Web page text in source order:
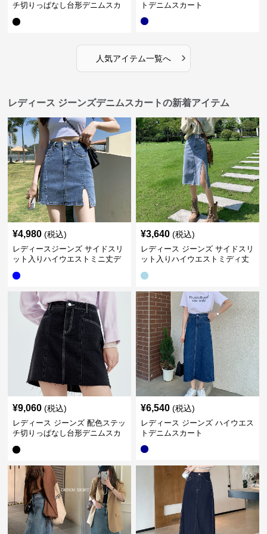
チ切りっぱなし台形デニムスカ
トデニムスカート
人気アイテム一覧へ ›
レディース ジーンズデニムスカートの新着アイテム
¥4,980 (税込)
レディースジーンズ サイドスリ
ット入りハイウエストミニ丈デ
¥3,640 (税込)
レディース ジーンズ サイドスリ
ット入りハイウエストミディ丈
¥9,060 (税込)
レディース ジーンズ 配色ステッ
チ切りっぱなし台形デニムスカ
¥6,540 (税込)
レディース ジーンズ ハイウエス
トデニムスカート